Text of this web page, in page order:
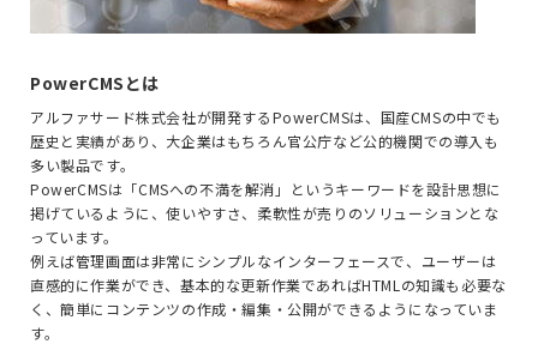
PowerCMSとは
アルファサード株式会社が開発するPowerCMSは、国産CMSの中でも
歴史と実績があり、大企業はもちろん官公庁など公的機関での導入も
多い製品です。
PowerCMSは「CMSへの不満を解消」というキーワードを設計思想に
掲げているように、使いやすさ、柔軟性が売りのソリューションとな
っています。
例えば管理画面は非常にシンプルなインターフェースで、ユーザーは
直感的に作業ができ、基本的な更新作業であればHTMLの知識も必要な
く、簡単にコンテンツの作成・編集・公開ができるようになっていま
す。